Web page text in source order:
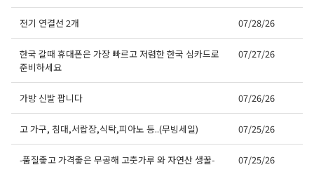
전기 연결선 2개 07/28/26
한국 갈때 휴대폰은 가장 빠르고 저렴한 한국 심카드로
준비하세요
07/27/26
가방 신발 팝니다 07/26/26
고 가구, 침대,서랍장,식탁,피아노 등..(무빙세일) 07/25/26
-품질좋고 가격좋은 무공해 고춧가루 와 자연산 생꿀- 07/25/26